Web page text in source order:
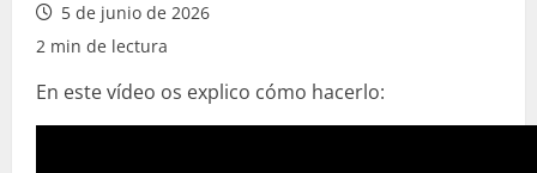
5 de junio de 2026
2 min de lectura
En este vídeo os explico cómo hacerlo: